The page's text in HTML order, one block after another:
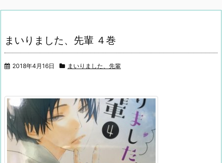
まいりました、先輩 ４巻
2018年4月16日 まいりました、先輩